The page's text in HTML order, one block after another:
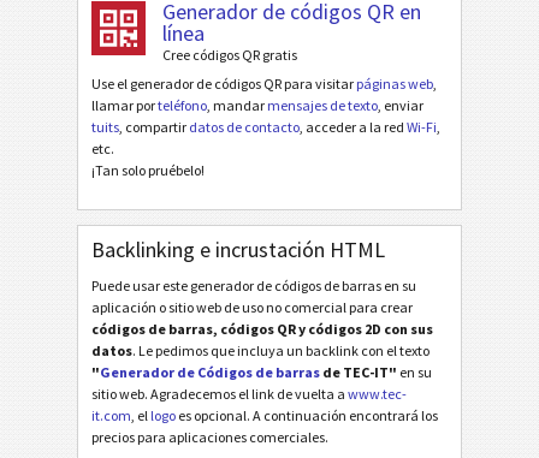
Generador de códigos QR en
línea
Cree códigos QR gratis
Use el generador de códigos QR para visitar páginas web
llamar porteléfono , mandar mensajes de texto , enviar
tuits , compartir datos de contacto , acceder a la red Wi-Fi
etc.
¡Tan solo pruébelo!
Backlinking e incrustación HTML
Puede usar este generador de códigos de barras en su
aplicación o sitio web de uso no comercial para crear
códigos de barras, códigos QR y códigos 2D con sus
datos. Le pedimos que incluya un backlink con el texto
"Generador de Códigos de barras de TEC-IT" en su
sitio web. Agradecemos el link de vuelta a www.tec-
it.com , el logo es opcional. A continuación encontrará los
precios para aplicaciones comerciales.